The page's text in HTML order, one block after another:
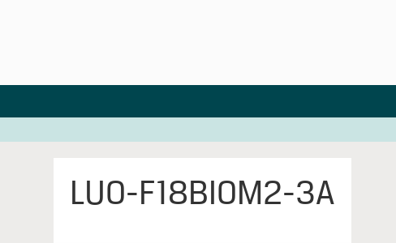
LUO-F18BIOM2-3A